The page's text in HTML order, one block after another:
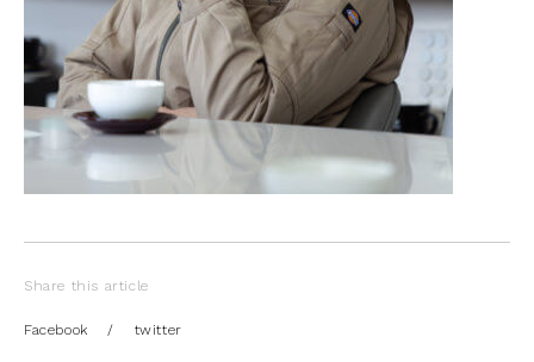
Share this article
Facebook / twitter